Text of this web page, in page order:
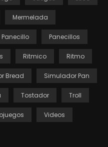
Mermelada
Panecillo Panecillos
Ritmico Ritmo
Bread Simulador Pan
Tostador Troll
Videos